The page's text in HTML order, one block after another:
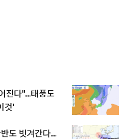
진다"…태풍도
것'
도 빗겨간다…